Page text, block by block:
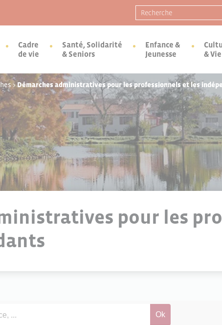
Recherche pour :
Cadre
de vie
Santé, Solidarité
& Seniors
Enfance &
Jeunesse
&
>Démarches administratives pour les professionnels et les
pour les